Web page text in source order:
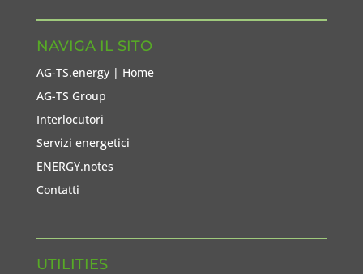
NAVIGA IL SITO
AG-TS.energy | Home
AG-TS Group
Interlocutori
Servizi energetici
ENERGY.notes
Contatti
UTILITIES